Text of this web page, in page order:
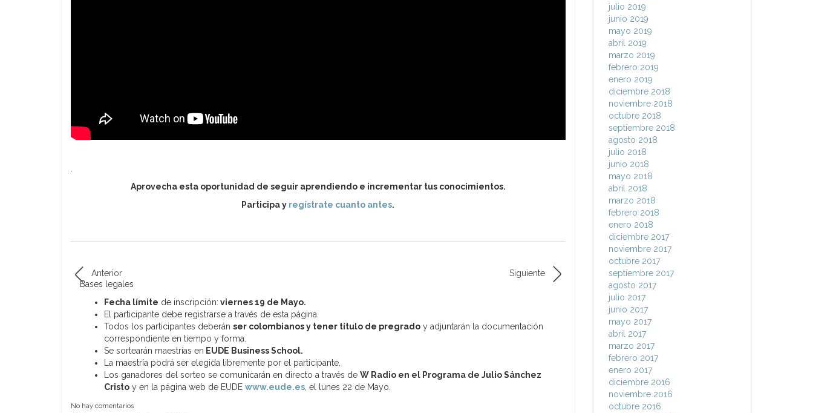
.
Aprovecha esta oportunidad de seguir aprendiendo e incrementar tus conocimientos.
Participa y regístrate cuanto antes.
Bases legales
Fecha límite de inscripción: viernes 19 de Mayo.
El participante debe registrarse a través de esta página.
Todos los participantes deberán ser colombianos y tener título de pregrado y adjuntarán la documentación
correspondiente en tiempo y forma.
Se sortearán maestrías en EUDE Business School.
La maestría podrá ser elegida libremente por el participante.
Los ganadores del sorteo se comunicarán en directo a través de W Radio en el Programa de Julio Sánchez
Cristo y en la página web de EUDE www.eude.es, el lunes 22 de Mayo.
Anterior Siguiente
No hay comentarios
julio 2019
junio 2019
mayo 2019
abril 2019
marzo 2019
febrero 2019
enero 2019
diciembre 2018
noviembre 2018
octubre 2018
septiembre 2018
agosto 2018
julio 2018
junio 2018
mayo 2018
abril 2018
marzo 2018
febrero 2018
enero 2018
diciembre 2017
noviembre 2017
octubre 2017
septiembre 2017
agosto 2017
julio 2017
junio 2017
mayo 2017
abril 2017
marzo 2017
febrero 2017
enero 2017
diciembre 2016
noviembre 2016
octubre 2016